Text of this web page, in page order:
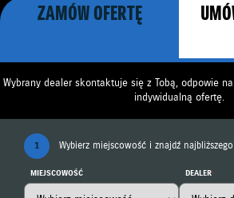
ZAMÓW OFERTĘ
Wybrany dealer skontaktuje się z Tobą, odpowie
indywidualną ofertę.
1 Wybierz miejscowość i znajdź
MIEJSCOWOŚĆ DEALER